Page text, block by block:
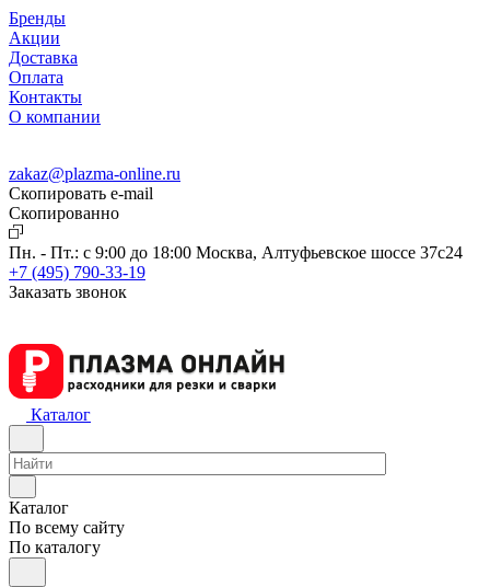
Бренды
Акции
Доставка
Оплата
Контакты
О компании
zakaz@plazma-online.ru
Скопировать e-mail
Cкопированно
Пн. - Пт.: с 9:00 до 18:00 Москва, Алтуфьевское шоссе 37с24
+7 (495) 790-33-19
Заказать звонок
Каталог
Каталог
По всему сайту
По каталогу